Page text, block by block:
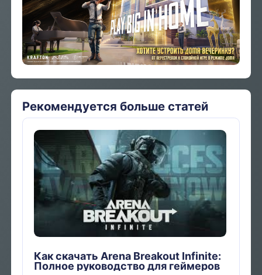
Рекомендуется больше статей
Как скачать Arena Breakout Infinite:
Полное руководство для геймеров